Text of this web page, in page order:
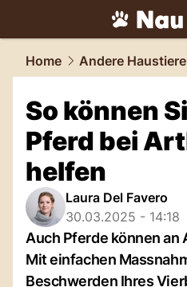
tiere.NAU.ch
Home Andere Haustiere
So können
Pferd bei
helfen
Laura Del Favero
30.03.2025 - 14:18
Auch Pferde können
Mit einfachen
Beschwerden Ihres